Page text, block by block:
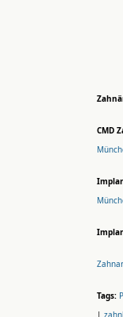
CMD
Tags: